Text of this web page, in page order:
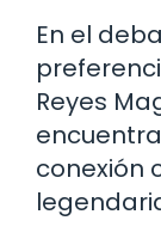
En el
Reyes
conexión